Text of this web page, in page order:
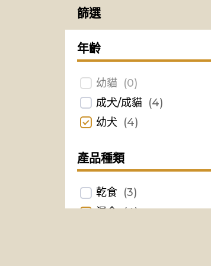
篩選
年齡
幼貓 (0)
成犬/成貓 (4)
幼犬 (4)
產品種類
乾食 (3)
濕食 (4)